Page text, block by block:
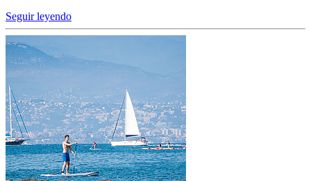
Seguir leyendo